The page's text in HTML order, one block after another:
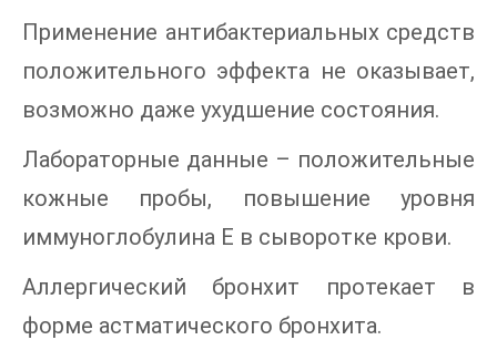
Применение антибактериальных средств
положительного эффекта не оказывает,
возможно даже ухудшение состояния.
Лабораторные данные – положительные
кожные пробы, повышение уровня
иммуноглобулина Е в сыворотке крови.
Аллергический бронхит протекает в
форме астматического бронхита.